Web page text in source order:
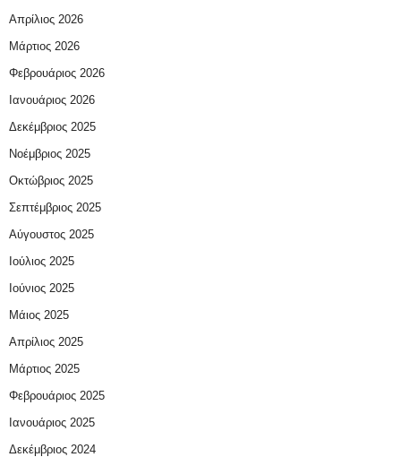
Απρίλιος 2026
Μάρτιος 2026
Φεβρουάριος 2026
Ιανουάριος 2026
Δεκέμβριος 2025
Νοέμβριος 2025
Οκτώβριος 2025
Σεπτέμβριος 2025
Αύγουστος 2025
Ιούλιος 2025
Ιούνιος 2025
Μάιος 2025
Απρίλιος 2025
Μάρτιος 2025
Φεβρουάριος 2025
Ιανουάριος 2025
Δεκέμβριος 2024